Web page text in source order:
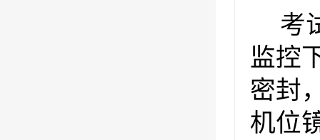
考
监控
密封
机位